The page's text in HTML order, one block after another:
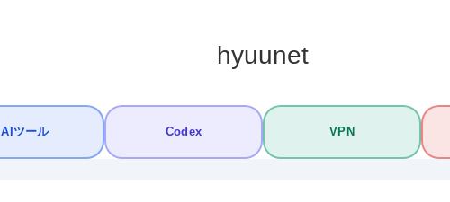
hyuunet
AIツール Codex VPN